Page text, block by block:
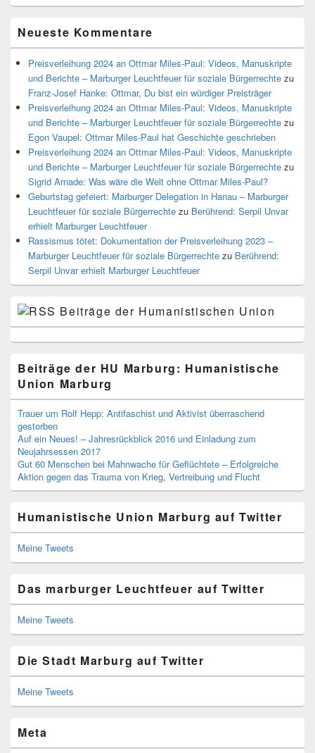
Neueste Kommentare
Preisverleihung 2024 an Ottmar Miles-Paul: Videos, Manuskripte
und Berichte – Marburger Leuchtfeuer für soziale Bürgerrechte zu
Franz-Josef Hanke: Ottmar, Du bist ein würdiger Preisträger
Preisverleihung 2024 an Ottmar Miles-Paul: Videos, Manuskripte
und Berichte – Marburger Leuchtfeuer für soziale Bürgerrechte zu
Egon Vaupel: Ottmar Miles-Paul hat Geschichte geschrieben
Preisverleihung 2024 an Ottmar Miles-Paul: Videos, Manuskripte
und Berichte – Marburger Leuchtfeuer für soziale Bürgerrechte zu
Sigrid Arnade: Was wäre die Welt ohne Ottmar Miles-Paul?
Geburtstag gefeiert: Marburger Delegation in Hanau – Marburger
Leuchtfeuer für soziale Bürgerrechte zu Berührend: Serpil Unvar
erhielt Marburger Leuchtfeuer
Rassismus tötet: Dokumentation der Preisverleihung 2023 –
Marburger Leuchtfeuer für soziale Bürgerrechte zu Berührend:
Serpil Unvar erhielt Marburger Leuchtfeuer
Beiträge der Humanistischen Union
Beiträge der HU Marburg: Humanistische
Union Marburg
Trauer um Rolf Hepp: Antifaschist und Aktivist überraschend
gestorben
Auf ein Neues! – Jahresrückblick 2016 und Einladung zum
Neujahrsessen 2017
Gut 60 Menschen bei Mahnwache für Geflüchtete – Erfolgreiche
Aktion gegen das Trauma von Krieg, Vertreibung und Flucht
Humanistische Union Marburg auf Twitter
Meine Tweets
Das marburger Leuchtfeuer auf Twitter
Meine Tweets
Die Stadt Marburg auf Twitter
Meine Tweets
Meta